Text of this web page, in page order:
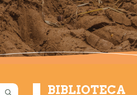
BIBLIOTECA